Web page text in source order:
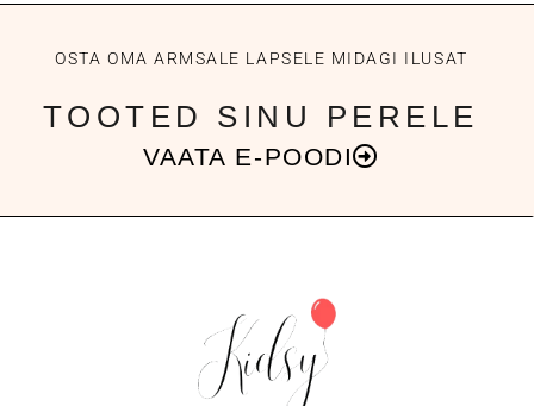
OSTA OMA ARMSALE LAPSELE MIDAGI ILUSAT
TOOTED SINU PERELE
VAATA E-POODI